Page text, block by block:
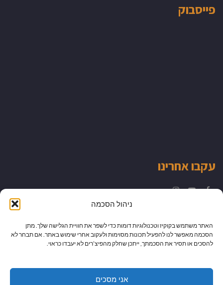
ניהול הסכמה
האתר משתמש בקוקיז וטכנולוגיות דומות כדי לשפר את חוויית הגלישה שלך. מתן
הסכמה מאפשר לנו להפעיל תכונות מסוימות ולעקוב אחרי שימוש באתר. אם תבחר לא
להסכים או תסיר את הסכמתך, ייתכן שחלק מהפיצ’רים לא יעבדו כראוי.
אני מסכים
פייסבוק
עקבו אחרינו